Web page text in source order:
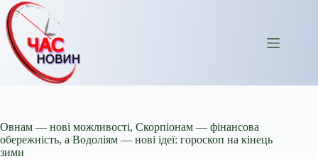
Перейти
до
вмісту
Овнам — нові можливості, Скорпіонам — фінансова
обережність, а Водоліям — нові ідеї: гороскоп на кінець
зими